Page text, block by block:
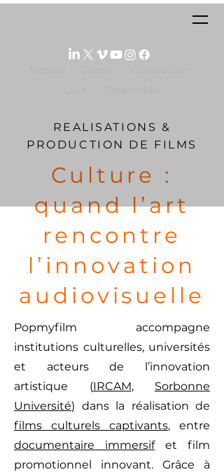
REALISATIONS &
PRODUCTION DE FILMS
Culture :
quand l’art
rencontre
l’innovation
audiovisuelle
Popmyfilm accompagne
institutions culturelles, universités
et acteurs de l’innovation
artistique (IRCAM, Sorbonne
Université) dans la réalisation de
films culturels captivants, entre
documentaire immersifet film
promotionnel innovant. Grâce à